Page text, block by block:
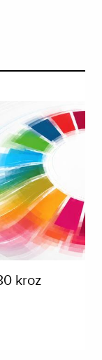
kroz